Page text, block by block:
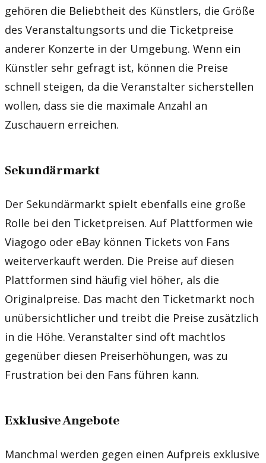
gehören die Beliebtheit des Künstlers, die Größe
des Veranstaltungsorts und die Ticketpreise
anderer Konzerte in der Umgebung. Wenn ein
Künstler sehr gefragt ist, können die Preise
schnell steigen, da die Veranstalter sicherstellen
wollen, dass sie die maximale Anzahl an
Zuschauern erreichen.
Sekundärmarkt
Der Sekundärmarkt spielt ebenfalls eine große
Rolle bei den Ticketpreisen. Auf Plattformen wie
Viagogo oder eBay können Tickets von Fans
weiterverkauft werden. Die Preise auf diesen
Plattformen sind häufig viel höher, als die
Originalpreise. Das macht den Ticketmarkt noch
unübersichtlicher und treibt die Preise zusätzlich
in die Höhe. Veranstalter sind oft machtlos
gegenüber diesen Preiserhöhungen, was zu
Frustration bei den Fans führen kann.
Exklusive Angebote
Manchmal werden gegen einen Aufpreis exklusive